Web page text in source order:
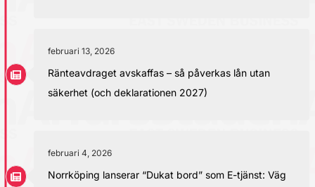
februari 13, 2026
Ränteavdraget avskaffas – så påverkas lån utan
säkerhet (och deklarationen 2027)
februari 4, 2026
Norrköping lanserar “Dukat bord” som E-tjänst: Väg